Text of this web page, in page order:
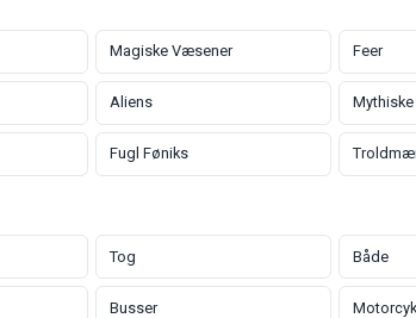
Magiske Væsener Feer
Aliens
Fugl Føniks
Tog Både
Busser